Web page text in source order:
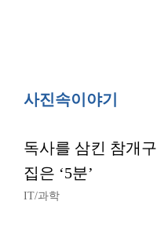
사진속이야기
독사를 삼킨 참개
집은 ‘5분’
IT/과학